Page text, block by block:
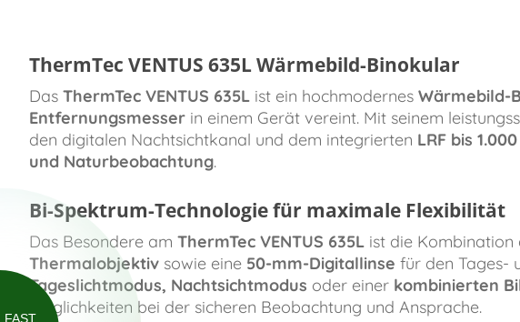
FAST
ThermTec VENTUS 635L Wärmebild-Binokular
Das ThermTec VENTUS 635L ist ein hochmodernes Wärmebild-
Entfernungsmesser in einem Gerät vereint. Mit seinem
den digitalen Nachtsichtkanal und dem integrierten LRF bis
und Naturbeobachtung.
Bi-Spektrum-Technologie für maximale Flexibilität
Das Besondere am ThermTec VENTUS 635L ist die Kombination
Thermalobjektiv sowie eine 50-mm-Digitallinse für den Tages-
Tageslichtmodus, Nachtsichtmodus oder einer kombinierten
Möglichkeiten bei der sicheren Beobachtung und Ansprache.